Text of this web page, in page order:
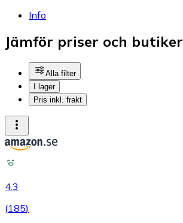
Info
Jämför priser och butiker
Alla filter
I lager
Pris inkl. frakt
4.3
(185)